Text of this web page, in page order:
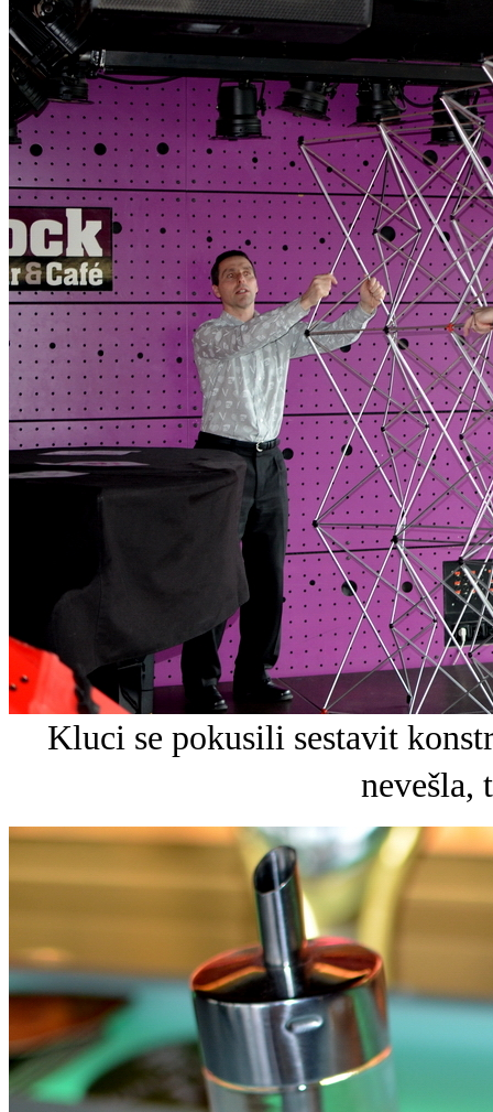
Kluci se pokusili sestavit
nevešla,